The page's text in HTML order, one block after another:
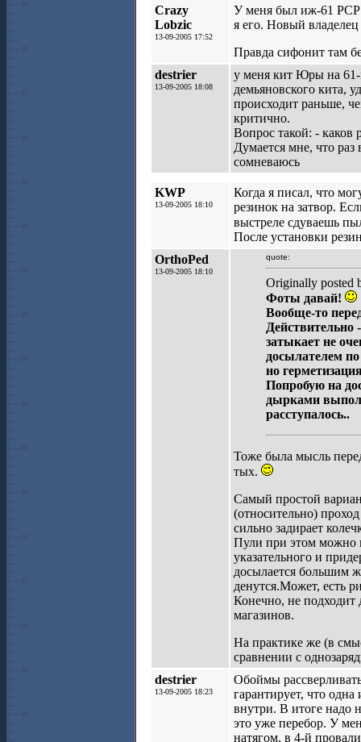
Crazy
Lobzic
13-09-2005 17:52
У меня был иж-61 РСР
я его. Новый владелец
Правда сифонит там
destrier
13-09-2005 18:08
у меня кит Юры на 61-
демьяновского кита,
происходит раньше,
критично.
Вопрос такой: - каков
Думается мне, что
сомневаюсь
KWP
13-09-2005 18:10
Когда я писал, что
резинок на затвор.
выстреле сдуваешь
После установки
OrthoPed
13-09-2005 18:10
quote:
Originally posted
Фоты давай!
Вообще-то
Действительно
затыкает не
досылателем
но
Попробую на
дырками
расступалось..
Тоже была мысль
тых.
Самый простой
(относительно)
сильно задирает
Пули при этом можно
указательного и
досылается большим
денутся.Может, есть
Конечно, не подходит
магазинов.
На практике же (в
сравнении с
destrier
13-09-2005 18:23
Обоймы
гарантирует, что
внутри. В итоге надо
это уже перебор. У
натягом, в 4-й